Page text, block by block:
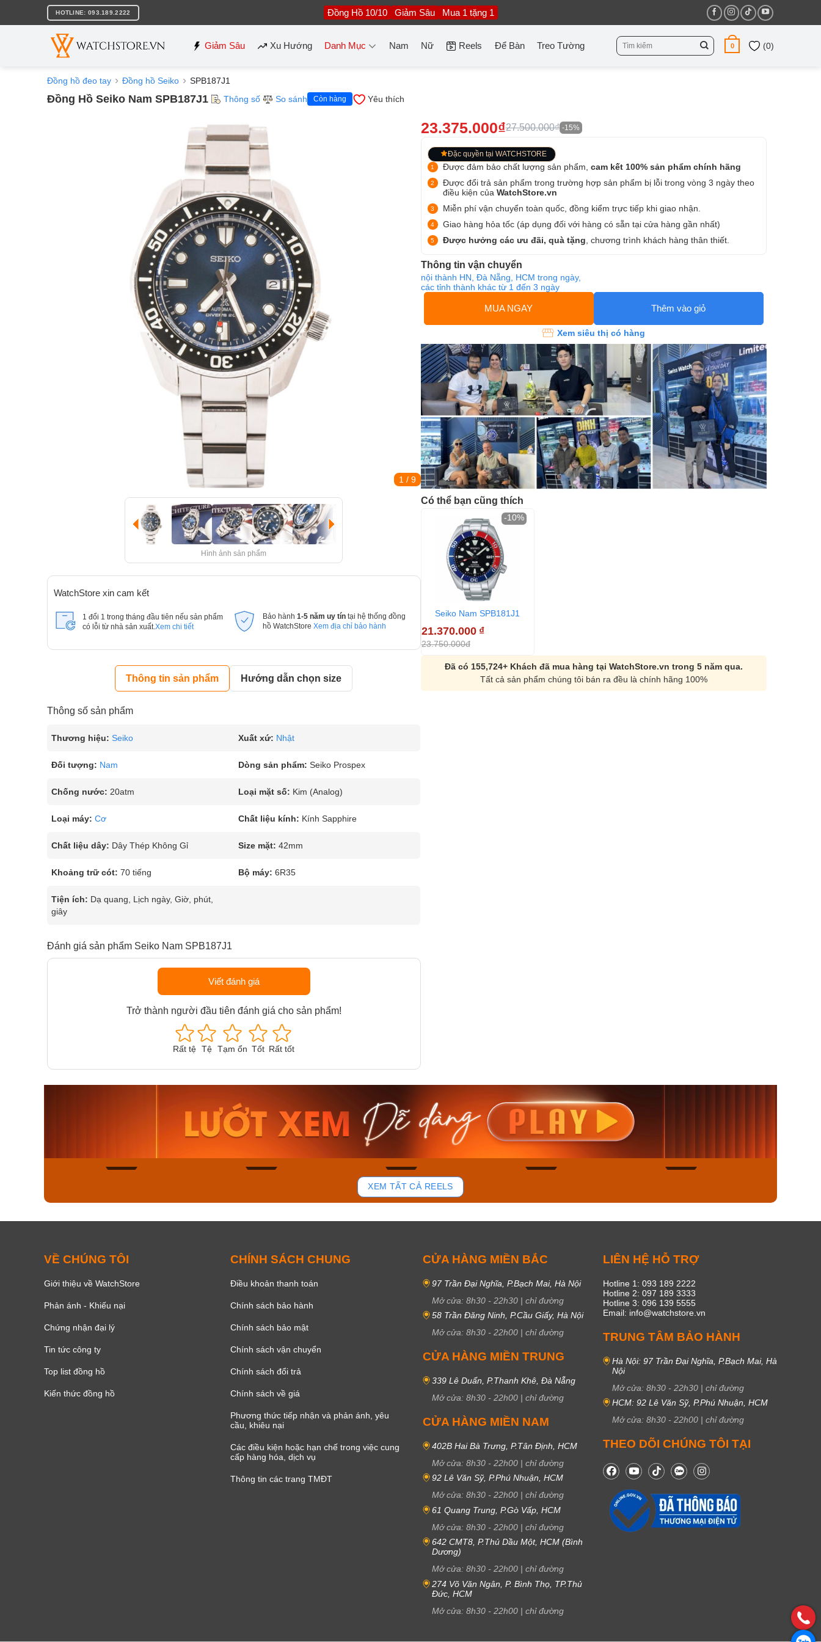
nội
HOTLINE: 093.189.2222 Đồng Hồ 10/10 Giảm Sâu Mua 1 tặng 1
Giảm Sâu Xu Hướng Danh Mục Nam Nữ Reels Để Bàn Treo Tường
Tìm
kiếm:
0 (0)
Đồng hồ đeo tay Đồng hồ Seiko SPB187J1
Đồng Hồ Seiko Nam SPB187J1 Thông số So sánh Còn hàng Yêu thích
1 / 9
Hình ảnh sản phẩm
WatchStore xin cam kết
1 đổi 1 trong tháng đầu tiên nếu sản phẩm
có lỗi từ nhà sản xuất. Xem chi tiết
Bảo hành 1-5 năm uy tín tại hệ thống đồng
hồ WatchStore Xem địa chỉ bảo hành
Thông tin sản phẩm Hướng dẫn chọn size
Thông số sản phẩm
Thương hiệu: Seiko Xuất xứ: Nhật
Đối tượng: Nam Dòng sản phẩm: Seiko Prospex
Chống nước: 20atm Loại mặt số: Kim (Analog)
Loại máy: Cơ Chất liệu kính: Kính Sapphire
Chất liệu dây: Dây Thép Không Gỉ Size mặt: 42mm
Khoảng trữ cót: 70 tiếng Bộ máy: 6R35
Tiện ích: Dạ quang, Lịch ngày, Giờ, phút,
giây
Đánh giá sản phẩm Seiko Nam SPB187J1
Viết đánh giá
Trở thành người đầu tiên đánh giá cho sản phẩm!
Rất tệ Tệ Tạm ổn Tốt Rất tốt
23.375.000₫27.500.000₫ -15%
Đặc quyền tại WATCHSTORE
Được đảm bảo chất lượng sản phẩm, cam kết 100% sản phẩm chính hãng
Được đổi trả sản phẩm trong trường hợp sản phẩm bị lỗi trong vòng 3 ngày theo
điều kiện của WatchStore.vn
Miễn phí vận chuyển toàn quốc, đồng kiểm trực tiếp khi giao nhận.
Giao hàng hỏa tốc (áp dụng đối với hàng có sẵn tại cửa hàng gần nhất)
Được hưởng các ưu đãi, quà tặng , chương trình khách hàng thân thiết.
Thông tin vận chuyển
nội thành HN, Đà Nẵng, HCM trong ngày,
các tỉnh thành khác từ 1 đến 3 ngày
MUA NGAY Thêm vào giỏ
Xem siêu thị có hàng
Có thể bạn cũng thích
Seiko Nam SPB181J1
21.370.000 ₫
23.750.000đ
-10%
Đã có 155,724+ Khách đã mua hàng tại WatchStore.vn trong 5 năm qua.
Tất cả sản phẩm chúng tôi bán ra đều là chính hãng 100%
Casio Nam MTS-
115D-1AVDF
2.823.000₫
2.399.550₫
Mua ngay
44
Casio Nam MTS-
RS100L-1AVDF
4.276.000₫
3.634.600₫
Casio Unisex AQ-
230EL-1ADF
2.117.000₫
1.799.450₫
Mua ngay
XEM TẤT CẢ REELS
VỀ CHÚNG TÔI
Giới thiệu về WatchStore
Phản ánh - Khiếu nại
Chứng nhận đại lý
Tin tức công ty
Top list đồng hồ
Kiến thức đồng hồ
CHÍNH SÁCH CHUNG
Điều khoản thanh toán
Chính sách bảo hành
Chính sách bảo mật
Chính sách vận chuyển
Chính sách đổi trả
Chính sách về giá
Phương thức tiếp nhận và phản ánh, yêu
cầu, khiêu nại
Các điều kiện hoặc hạn chế trong việc cung
cấp hàng hóa, dịch vụ
Thông tin các trang TMĐT
CỬA HÀNG MIỀN BẮC
97 Trần Đại Nghĩa, P.Bạch Mai, Hà Nội
Mở cửa: 8h30 - 22h30 | chỉ đường
58 Trần Đăng Ninh, P.Cầu Giấy, Hà Nội
Mở cửa: 8h30 - 22h00 | chỉ đường
CỬA HÀNG MIỀN TRUNG
339 Lê Duẩn, P.Thanh Khê, Đà Nẵng
Mở cửa: 8h30 - 22h00 | chỉ đường
CỬA HÀNG MIỀN NAM
402B Hai Bà Trưng, P.Tân Định, HCM
Mở cửa: 8h30 - 22h00 | chỉ đường
92 Lê Văn Sỹ, P.Phú Nhuận, HCM
Mở cửa: 8h30 - 22h00 | chỉ đường
61 Quang Trung, P.Gò Vấp, HCM
Mở cửa: 8h30 - 22h00 | chỉ đường
642 CMT8, P.Thủ Dầu Một, HCM (Bình
Dương)
Mở cửa: 8h30 - 22h00 | chỉ đường
274 Võ Văn Ngân, P. Bình Thọ, TP.Thủ
Đức, HCM
Mở cửa: 8h30 - 22h00 | chỉ đường
LIÊN HỆ HỖ TRỢ
Hotline 1: 093 189 2222
Hotline 2: 097 189 3333
Hotline 3: 096 139 5555
Email: info@watchstore.vn
TRUNG TÂM BẢO HÀNH
Hà Nội: 97 Trần Đại Nghĩa, P.Bạch Mai, Hà
Nội
Mở cửa: 8h30 - 22h30 | chỉ đường
HCM: 92 Lê Văn Sỹ, P.Phú Nhuận, HCM
Mở cửa: 8h30 - 22h00 | chỉ đường
THEO DÕI CHÚNG TÔI TẠI